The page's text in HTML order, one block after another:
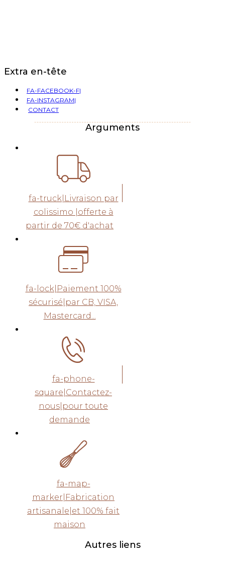
Extra en-tête
FA-FACEBOOK-F|
FA-INSTAGRAM|
CONTACT
Arguments
fa-truck|Livraison par
colissimo |offerte à
partir de 70€ d'achat
fa-lock|Paiement 100%
sécurisé|par CB, VISA,
Mastercard...
fa-phone-
square|Contactez-
nous|pour toute
demande
fa-map-
marker|Fabrication
artisanale|et 100% fait
maison
Autres liens